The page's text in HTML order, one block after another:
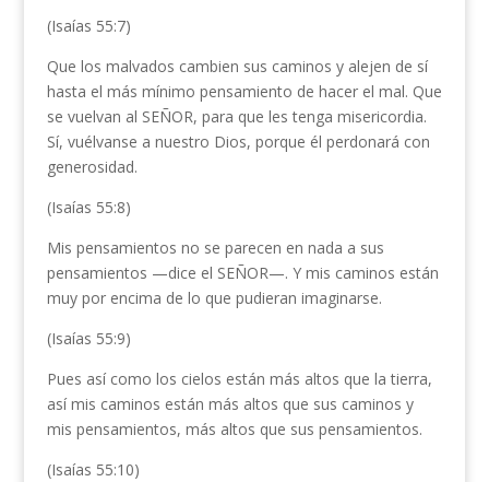
(Isaías 55:7)
Que los malvados cambien sus caminos y alejen de sí
hasta el más mínimo pensamiento de hacer el mal. Que
se vuelvan al SEÑOR, para que les tenga misericordia.
Sí, vuélvanse a nuestro Dios, porque él perdonará con
generosidad.
(Isaías 55:8)
Mis pensamientos no se parecen en nada a sus
pensamientos —dice el SEÑOR—. Y mis caminos están
muy por encima de lo que pudieran imaginarse.
(Isaías 55:9)
Pues así como los cielos están más altos que la tierra,
así mis caminos están más altos que sus caminos y
mis pensamientos, más altos que sus pensamientos.
(Isaías 55:10)